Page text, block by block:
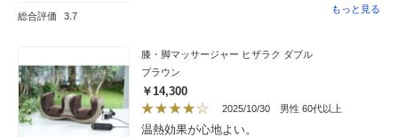
総合評価 3.7
た価格が大特価であったために購入しました
の冷凍食品を入れようかと選別中です。それ
と、何かの際に車でも使用でき、その上温冷
蔵庫としても使え魅力的なので購入しまし
た。これから活躍してくれると思います。
もっと見る
膝・脚マッサージャー ヒザラク ダブル
ブラウン
￥14,300
2025/10/30 男性 60代以上
温熱効果が心地よい。